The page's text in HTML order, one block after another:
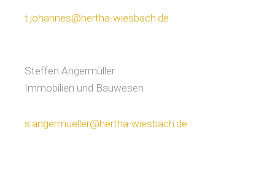
t.johannes@hertha-wiesbach.de
Steffen Angermüller
Immobilien und Bauwesen
s.angermueller@hertha-wiesbach.de